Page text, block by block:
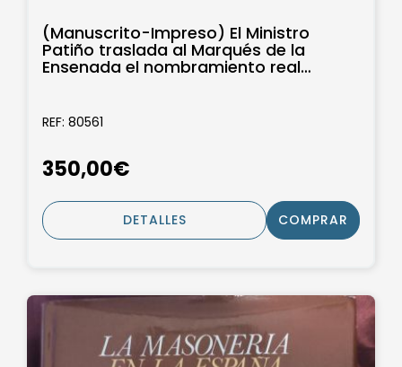
(Manuscrito-Impreso) El Ministro
Patiño traslada al Marqués de la
Ensenada el nombramiento real
REF: 80561
350,00€
DETALLES COMPRAR